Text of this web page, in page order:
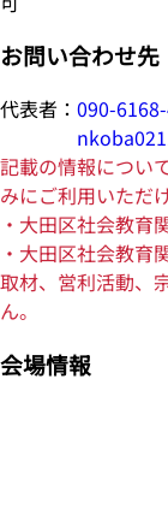
お問い合わせ先
代表者： 090-
記載の情報につい
みにご利用いただ
・大田区社会教育
・大田区社会教育
取材、営利活動、
ん。
会場情報